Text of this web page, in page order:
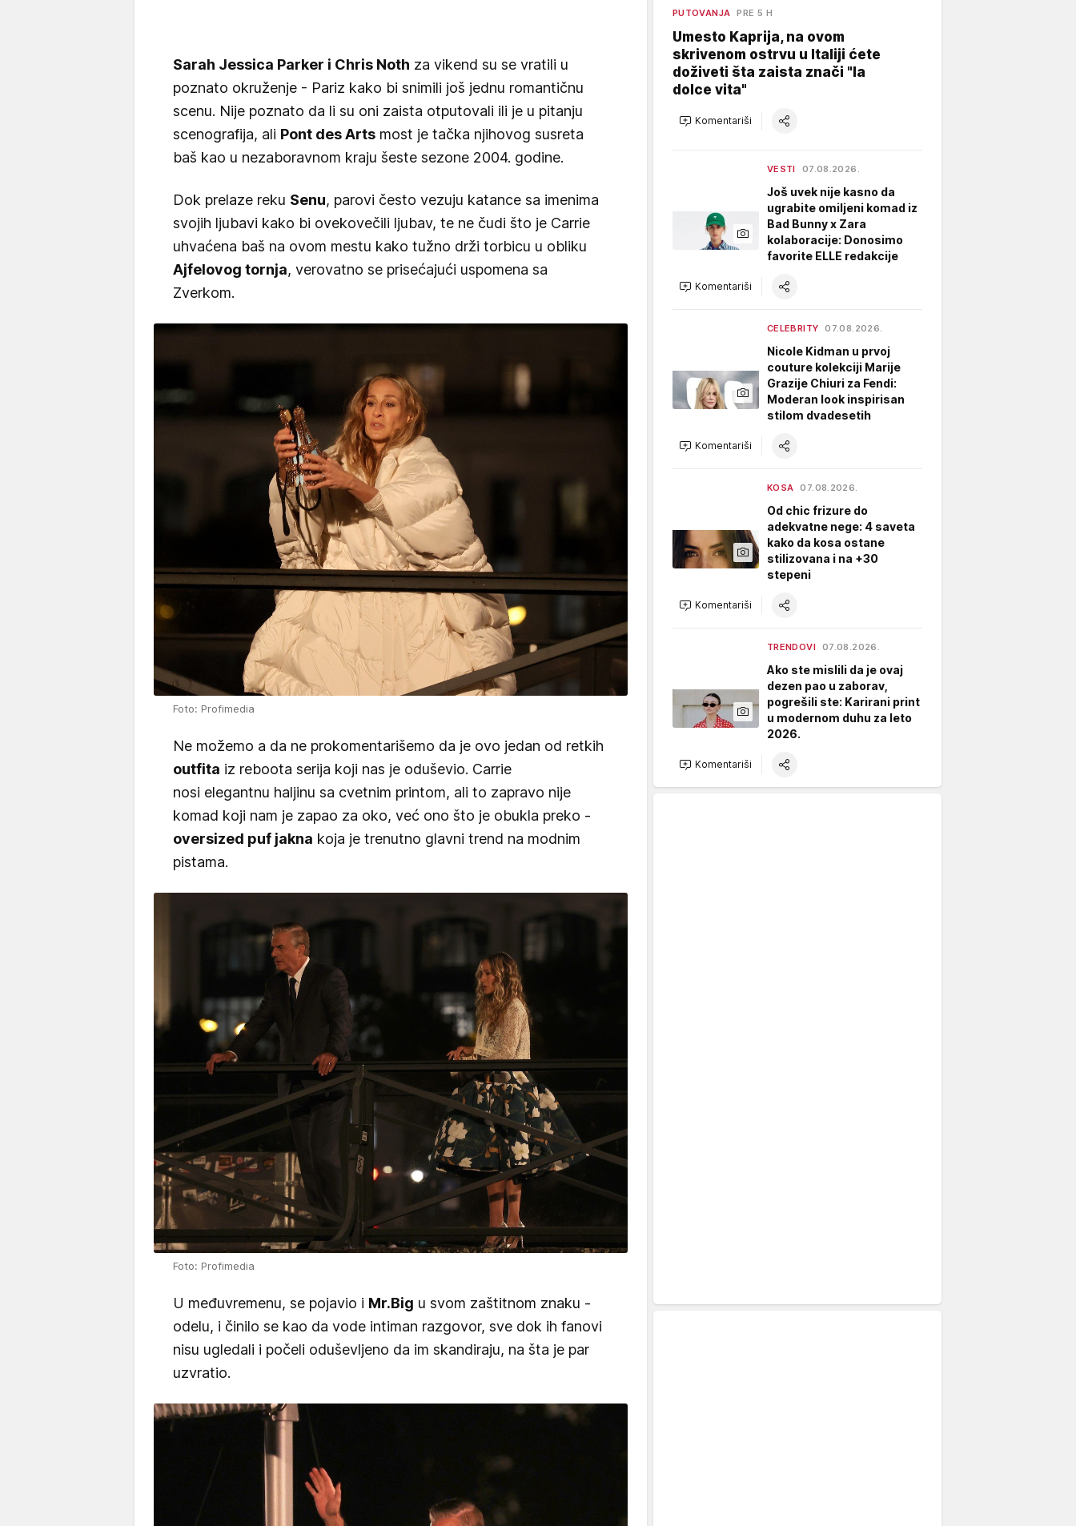
Sarah Jessica Parker i Chris Noth za vikend su se vratili u
poznato okruženje - Pariz kako bi snimili još jednu romantičnu
scenu. Nije poznato da li su oni zaista otputovali ili je u pitanju
scenografija, ali Pont des Arts most je tačka njihovog susreta
baš kao u nezaboravnom kraju šeste sezone 2004. godine.
Dok prelaze reku Senu, parovi često vezuju katance sa imenima
svojih ljubavi kako bi ovekovečili ljubav, te ne čudi što je Carrie
uhvaćena baš na ovom mestu kako tužno drži torbicu u obliku
Ajfelovog tornja, verovatno se prisećajući uspomena sa
Zverkom.
Foto: Profimedia
Ne možemo a da ne prokomentarišemo da je ovo jedan od retkih
outfita iz reboota serija koji nas je oduševio. Carrie
nosi elegantnu haljinu sa cvetnim printom, ali to zapravo nije
komad koji nam je zapao za oko, već ono što je obukla preko -
oversized puf jakna koja je trenutno glavni trend na modnim
pistama.
Foto: Profimedia
U međuvremenu, se pojavio i Mr.Big u svom zaštitnom znaku -
odelu, i činilo se kao da vode intiman razgovor, sve dok ih fanovi
nisu ugledali i počeli oduševljeno da im skandiraju, na šta je par
uzvratio.
PUTOVANJA PRE 5 H
Umesto Kaprija, na ovom
skrivenom ostrvu u Italiji ćete
doživeti šta zaista znači "la
dolce vita"
Komentariši
VESTI 07.08.2026.
Još uvek nije kasno da
ugrabite omiljeni komad iz
Bad Bunny x Zara
kolaboracije: Donosimo
favorite ELLE redakcije
Komentariši
CELEBRITY 07.08.2026.
Nicole Kidman u prvoj
couture kolekciji Marije
Grazije Chiuri za Fendi:
Moderan look inspirisan
stilom dvadesetih
Komentariši
KOSA 07.08.2026.
Od chic frizure do
adekvatne nege: 4 saveta
kako da kosa ostane
stilizovana i na +30
stepeni
Komentariši
TRENDOVI 07.08.2026.
Ako ste mislili da je ovaj
dezen pao u zaborav,
pogrešili ste: Karirani print
u modernom duhu za leto
2026.
Komentariši